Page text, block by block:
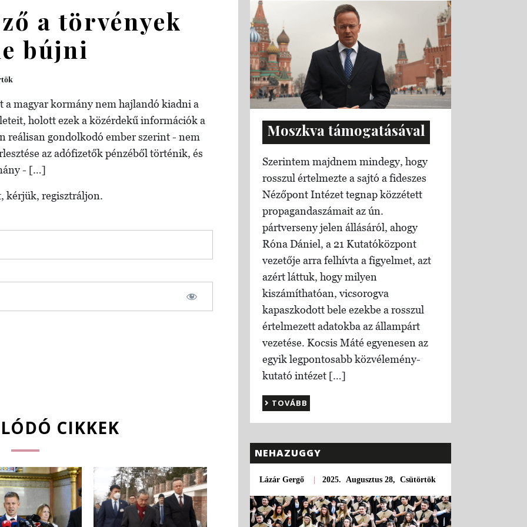
a törvények
bújni
magyar kormány nem hajlandó kiadni a
holott ezek a közérdekű információk a
reálisan gondolkodó ember szerint - nem
az adófizetők pénzéből történik, és
- […]
kérjük, regisztráljon.
CIKKEK
Moszkva támogatásával
Szerintem majdnem mindegy, hogy
rosszul értelmezte a sajtó a fideszes
Nézőpont Intézet tegnap közzétett
propagandaszámait az ún.
pártverseny jelen állásáról, ahogy
Róna Dániel, a 21 Kutatóközpont
vezetője arra felhívta a figyelmet, azt
azért láttuk, hogy milyen
kiszámíthatóan, vicsorogva
kapaszkodott bele ezekbe a rosszul
értelmezett adatokba az állampárt
vezetése. Kocsis Máté egyenesen az
egyik legpontosabb közvélemény-
kutató intézet […]
TOVÁBB
NEHAZUGGY
Lázár Gergő |2025. Augusztus 28, Csütörtök